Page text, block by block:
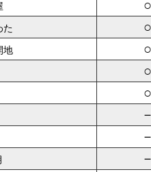
○
た ○
地 ○
○
○